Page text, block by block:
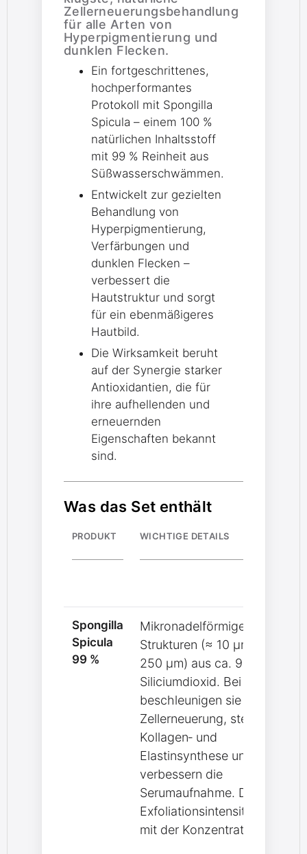
Zellerneuerungsbehandlung
für alle Arten von
Hyperpigmentierung und
dunklen Flecken.
Ein fortgeschrittenes,
hochperformantes
Protokoll mit Spongilla
Spicula – einem 100 %
natürlichen Inhaltsstoff
mit 99 % Reinheit aus
Süßwasserschwämmen.
Entwickelt zur gezielten
Behandlung von
Hyperpigmentierung,
Verfärbungen und
dunklen Flecken –
verbessert die
Hautstruktur und sorgt
für ein ebenmäßigeres
Hautbild.
Die Wirksamkeit beruht
auf der Synergie starker
Antioxidantien, die für
ihre aufhellenden und
erneuernden
Eigenschaften bekannt
sind.
Was das Set enthält
PRODUKT WICHTIGE DETAILS
Spongilla
Spicula
99 %
Mikronadelförmige
Strukturen (≈ 10 µm × 200–
250 µm) aus ca. 95 %
Siliciumdioxid. Bei Massage
beschleunigen sie die
Zellerneuerung, steigern die
Kollagen‑ und
Elastinsynthese und
verbessern die
Serumaufnahme. Die
Exfoliationsintensität steigt
mit der Konzentration.